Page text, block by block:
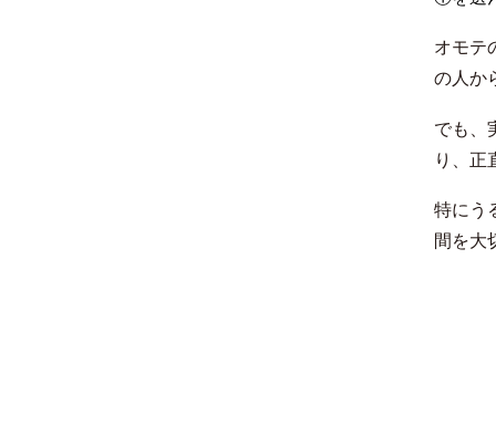
オモテ
の人か
でも、
り、正
特にう
間を大